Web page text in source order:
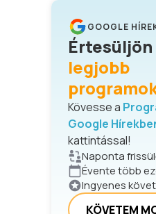
GOOGLE
legjobb
Kövesse a
Google
kattintással!
Naponta
Évente több
Ingyenes
KÖVETEM